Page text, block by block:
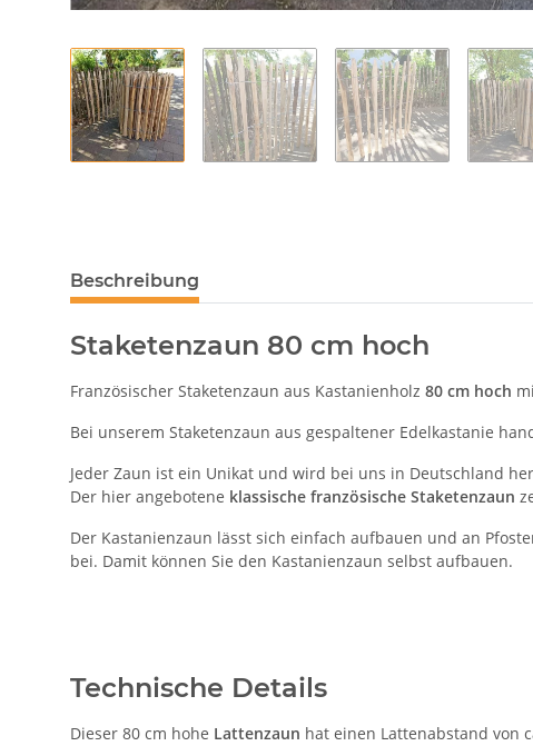
Beschreibung
Staketenzaun 80 cm hoch
Französischer Staketenzaun aus Kastanienholz 80 cm hoch
Bei unserem Staketenzaun aus gespaltener Edelkastanie
Jeder Zaun ist ein Unikat und wird bei uns in Deutschland
Der hier angebotene klassische französische Staketenzaun
Der Kastanienzaun lässt sich einfach aufbauen und an
bei. Damit können Sie den Kastanienzaun selbst aufbauen.
Technische Details
Dieser 80 cm hohe Lattenzaun hat einen Lattenabstand von